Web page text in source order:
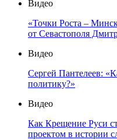
Видео
«Точки Роста –
от Севастополя
Видео
Сергей Пантелеев:
политику?»
Видео
Как Крещение Руси
проектом в истории